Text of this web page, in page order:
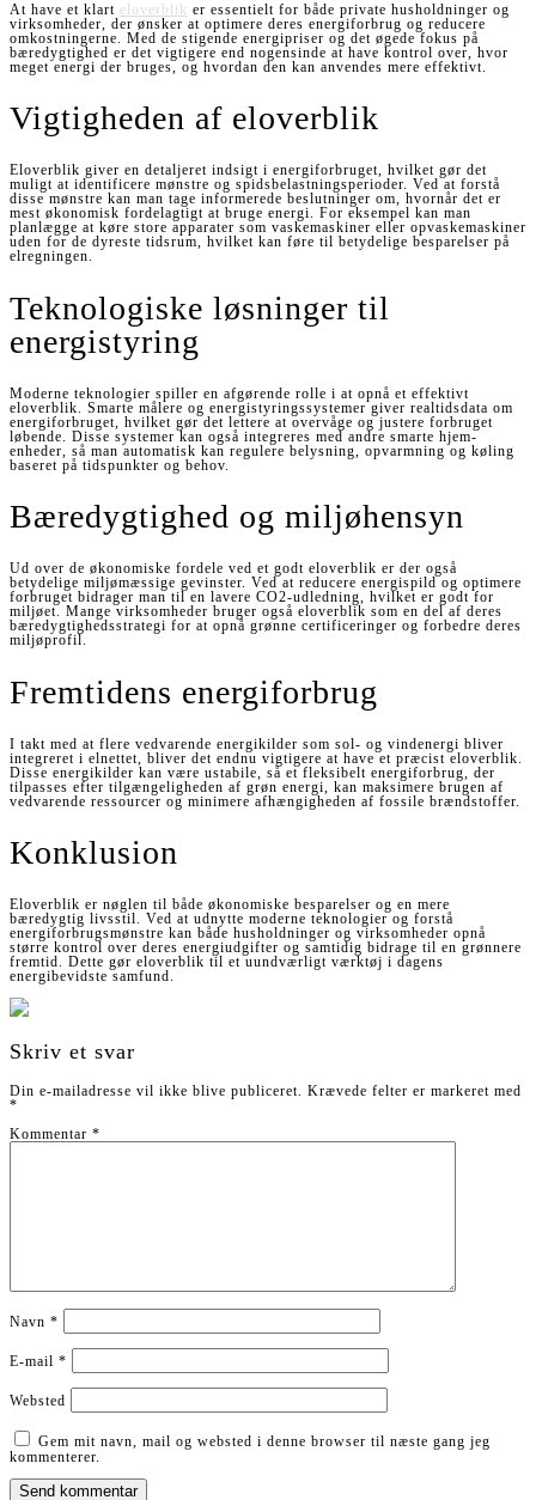
At have et klart eloverblik er essentielt for både private husholdninger og
virksomheder, der ønsker at optimere deres energiforbrug og reducere
omkostningerne. Med de stigende energipriser og det øgede fokus på
bæredygtighed er det vigtigere end nogensinde at have kontrol over, hvor
meget energi der bruges, og hvordan den kan anvendes mere effektivt.
Vigtigheden af eloverblik
Eloverblik giver en detaljeret indsigt i energiforbruget, hvilket gør det
muligt at identificere mønstre og spidsbelastningsperioder. Ved at forstå
disse mønstre kan man tage informerede beslutninger om, hvornår det er
mest økonomisk fordelagtigt at bruge energi. For eksempel kan man
planlægge at køre store apparater som vaskemaskiner eller opvaskemaskiner
uden for de dyreste tidsrum, hvilket kan føre til betydelige besparelser på
elregningen.
Teknologiske løsninger til
energistyring
Moderne teknologier spiller en afgørende rolle i at opnå et effektivt
eloverblik. Smarte målere og energistyringssystemer giver realtidsdata om
energiforbruget, hvilket gør det lettere at overvåge og justere forbruget
løbende. Disse systemer kan også integreres med andre smarte hjem-
enheder, så man automatisk kan regulere belysning, opvarmning og køling
baseret på tidspunkter og behov.
Bæredygtighed og miljøhensyn
Ud over de økonomiske fordele ved et godt eloverblik er der også
betydelige miljømæssige gevinster. Ved at reducere energispild og optimere
forbruget bidrager man til en lavere CO2-udledning, hvilket er godt for
miljøet. Mange virksomheder bruger også eloverblik som en del af deres
bæredygtighedsstrategi for at opnå grønne certificeringer og forbedre deres
miljøprofil.
Fremtidens energiforbrug
I takt med at flere vedvarende energikilder som sol- og vindenergi bliver
integreret i elnettet, bliver det endnu vigtigere at have et præcist eloverblik.
Disse energikilder kan være ustabile, så et fleksibelt energiforbrug, der
tilpasses efter tilgængeligheden af grøn energi, kan maksimere brugen af
vedvarende ressourcer og minimere afhængigheden af fossile brændstoffer.
Konklusion
Eloverblik er nøglen til både økonomiske besparelser og en mere
bæredygtig livsstil. Ved at udnytte moderne teknologier og forstå
energiforbrugsmønstre kan både husholdninger og virksomheder opnå
større kontrol over deres energiudgifter og samtidig bidrage til en grønnere
fremtid. Dette gør eloverblik til et uundværligt værktøj i dagens
energibevidste samfund.
Skriv et svar
Din e-mailadresse vil ikke blive publiceret. Krævede felter er markeret med
*
Kommentar *
Navn *
E-mail *
Websted
Gem mit navn, mail og websted i denne browser til næste gang jeg
kommenterer.